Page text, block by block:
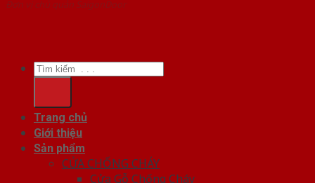
Đơn vị chủ quản SaigonDoor
Tìm
kiếm:
Trang chủ
Giới thiệu
Sản phẩm
CỬA CHỐNG CHÁY
Cửa Gỗ Chống Cháy